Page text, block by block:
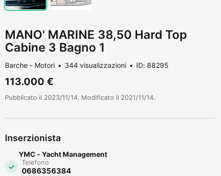
MANO' MARINE 38,50 Hard Top
Cabine 3 Bagno 1
Barche - Motori 344 visualizzazioni ID: 88295
113.000 €
Pubblicato il 2023/11/14. Modificato il 2021/11/14.
Inserzionista
YMC - Yacht Management
Telefono
0686356384